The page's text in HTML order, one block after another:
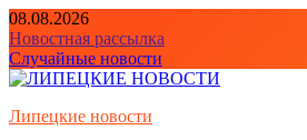
Перейти
к
содержимому
08.08.2026
Новостная рассылка
Случайные новости
Липецкие новости